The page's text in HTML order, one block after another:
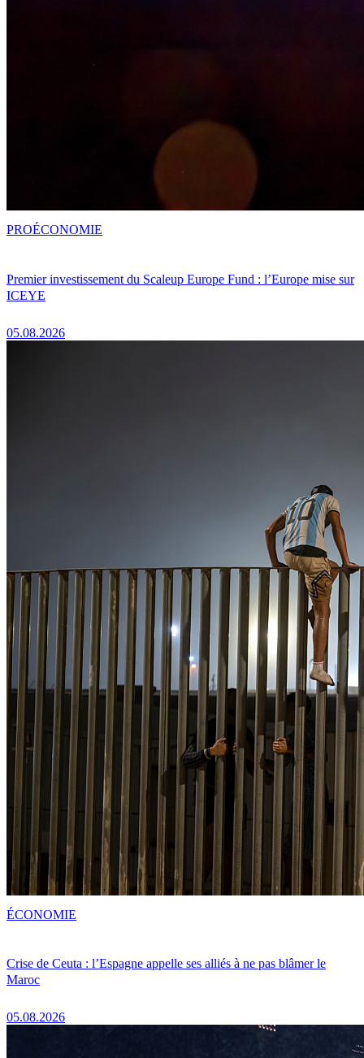
Premier investissement du Scaleup Europe Fund : l’Europe mise sur
ICEYE
05.08.2026
PROÉCONOMIE
Crise de Ceuta : l’Espagne appelle ses alliés à ne pas blâmer le
Maroc
05.08.2026
ÉCONOMIE